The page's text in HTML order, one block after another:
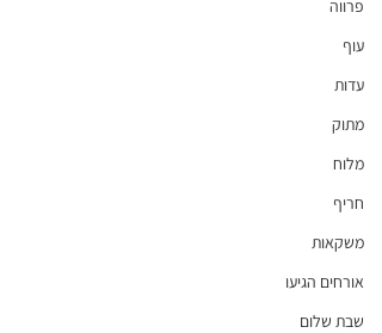
פרווה
עוף
עדות
מתוק
מלוח
חריף
משקאות
אורחים הגיעו
שבת שלום